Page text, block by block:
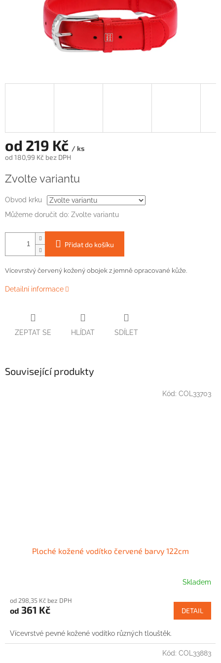
od 219 Kč / ks
od 180,99 Kč bez DPH
cena:
Zvolte variantu
Obvod krku
Můžeme doručit do: Zvolte variantu
Přidat do košíku
Vícevrstvýčervený koženýobojekz jemněopracované kůže.
Detailní informace
ZEPTAT SE HLÍDAT SDÍLET
Související produkty
Ploché kožené vodítko červené barvy 122cm
Skladem
od 298,35 Kč bez DPH
od 361 Kč DETAIL
Vícevrstvé pevné kožené vodítko různých tlouštěk.
Kód: COL33703
Kód: COL33883